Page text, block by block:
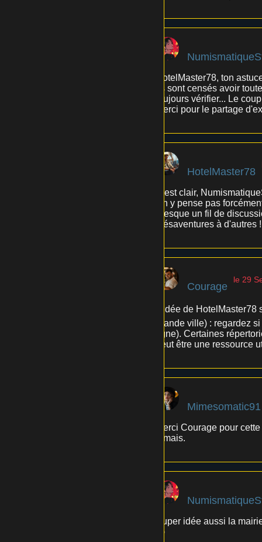
HotelMaster78, ton
ils sont censés avoir
toujours vérifier... Le
Merci pour le partage
HotelMaster78
C'est clair,
On y pense pas
presque un fil de
mésaventures à d'autres !
Courage
le 29
L'idée de
grande ville) : regardez
ligne). Certaines
peut être une ressource
Mimesomatic91
Merci Courage pour
jamais.
Super idée aussi la
😉